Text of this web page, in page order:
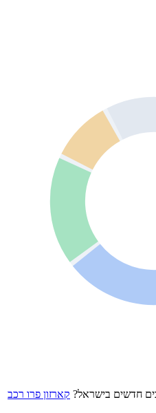
חדשים בישראל? קארזון פרו רכב